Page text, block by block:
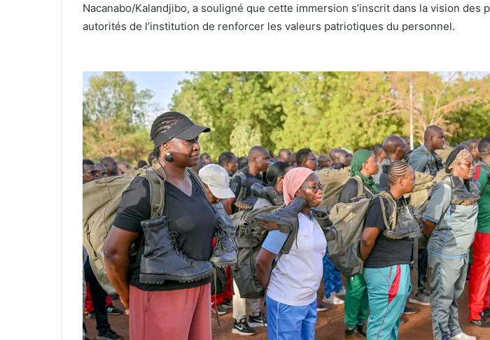
Nacanabo/Kalandjibo, a souligné que cette immersion s’inscrit dans la vision des
autorités de l’institution de renforcer les valeurs patriotiques du personnel.